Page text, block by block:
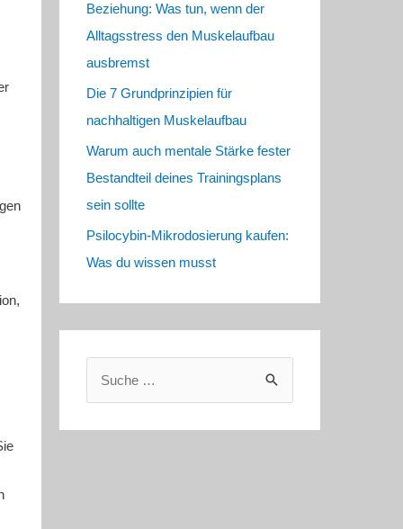
Beziehung: Was tun, wenn der
Alltagsstress den Muskelaufbau
ausbremst
Die 7 Grundprinzipien für
nachhaltigen Muskelaufbau
Warum auch mentale Stärke fester
Bestandteil deines Trainingsplans
sein sollte
Psilocybin-Mikrodosierung kaufen:
Was du wissen musst